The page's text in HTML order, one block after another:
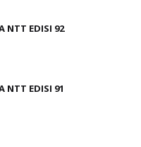
NTT EDISI 92
NTT EDISI 91